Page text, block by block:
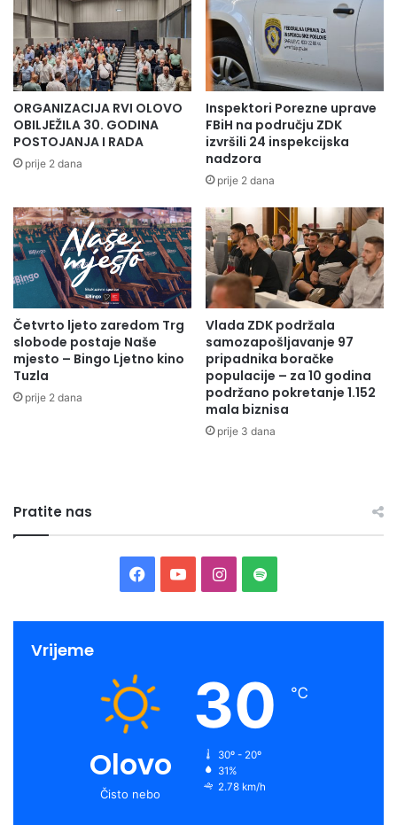
ORGANIZACIJA RVI OLOVO
OBILJEŽILA 30. GODINA
POSTOJANJA I RADA
prije 2 dana
Inspektori Porezne uprave
FBiH na području ZDK
izvršili 24 inspekcijska
nadzora
prije 2 dana
Četvrto ljeto zaredom Trg
slobode postaje Naše
mjesto – Bingo Ljetno kino
Tuzla
prije 2 dana
Vlada ZDK podržala
samozapošljavanje 97
pripadnika boračke
populacije – za 10 godina
podržano pokretanje 1.152
mala biznisa
prije 3 dana
Pratite nas
Facebook
YouTubeInstagram
Spotify
Vrijeme
Olovo
Čisto nebo
30 ℃
30º - 20º
31%
2.78 km/h